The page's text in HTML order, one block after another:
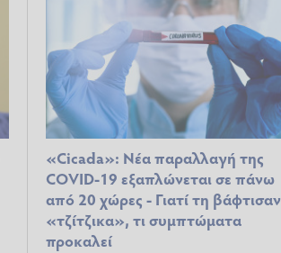
«Cicada»: Νέα παραλλαγή της
COVID-19 εξαπλώνεται σε πάνω
από 20 χώρες - Γιατί τη βάφτισαν
«τζίτζικα», τι συμπτώματα
προκαλεί